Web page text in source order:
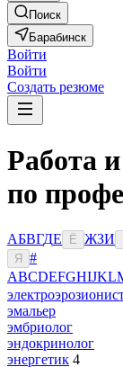
Поиск
Барабинск
Войти
Войти
Создать резюме
Работа
по
АБВГДЕ Ё ЖЗИ
Я
#
ABCDEFGHIJKL
эмальер
эмбриолог
эндокринолог
энергетик 4